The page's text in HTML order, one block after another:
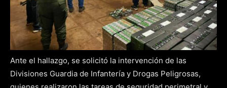
Ante el hallazgo, se solicitó la intervención de las
Divisiones Guardia de Infantería y Drogas Peligrosas,